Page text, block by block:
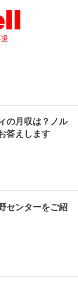
の月収は？ノル
答えします
センターをご紹